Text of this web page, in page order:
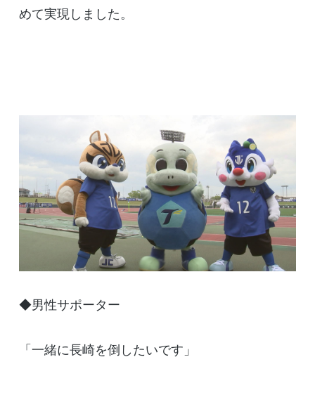
めて実現しました。
◆男性サポーター
「一緒に長崎を倒したいです」